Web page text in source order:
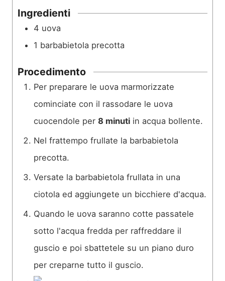
i
Ingredienti
4 uova
1 barbabietola precotta
Procedimento
Per preparare le uova marmorizzate
cominciate con il rassodare le uova
cuocendole per 8 minuti in acqua bollente.
Nel frattempo frullate la barbabietola
precotta.
Versate la barbabietola frullata in una
ciotola ed aggiungete un bicchiere d'acqua.
Quando le uova saranno cotte passatele
sotto l'acqua fredda per raffreddare il
guscio e poi sbattetele su un piano duro
per creparne tutto il guscio.